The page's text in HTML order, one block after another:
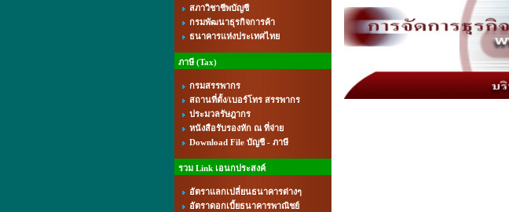
สภาวิชาชีพบัญชี
กรมพัฒนาธุรกิจการค้า
ธนาคารแห่งประเทศไทย
ภาษี (Tax)
กรมสรรพากร
สถานที่ตั้ง/เบอร์โทร สรรพากร
ประมวลรัษฎากร
หนังสือรับรองหัก ณ ที่จ่าย
Download File บัญชี - ภาษี
รวม Link เอนกประสงค์
อัตราแลกเปลี่ยนธนาคารต่างๆ
อัตราดอกเบี้ยธนาคารพาณิชย์